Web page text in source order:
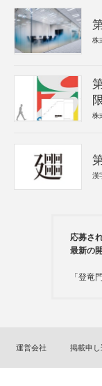
株
株
漢
応募さ
最新の
「登竜
運営会社 掲載申